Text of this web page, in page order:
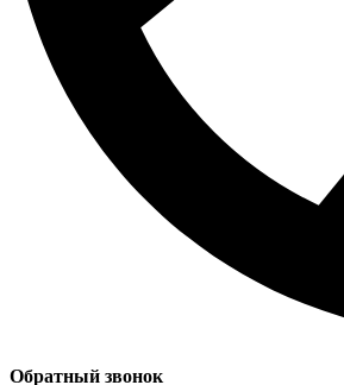
Обратный звонок